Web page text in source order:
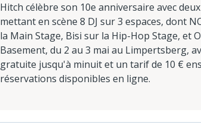
Hitch célèbre son 10e anniversaire avec
mettant en scène 8 DJ sur 3 espaces, dont
la Main Stage, Bisi sur la Hip-Hop Stage, et
Basement, du 2 au 3 mai au Limpertsberg,
gratuite jusqu'à minuit et un tarif de 10 €
réservations disponibles en ligne.